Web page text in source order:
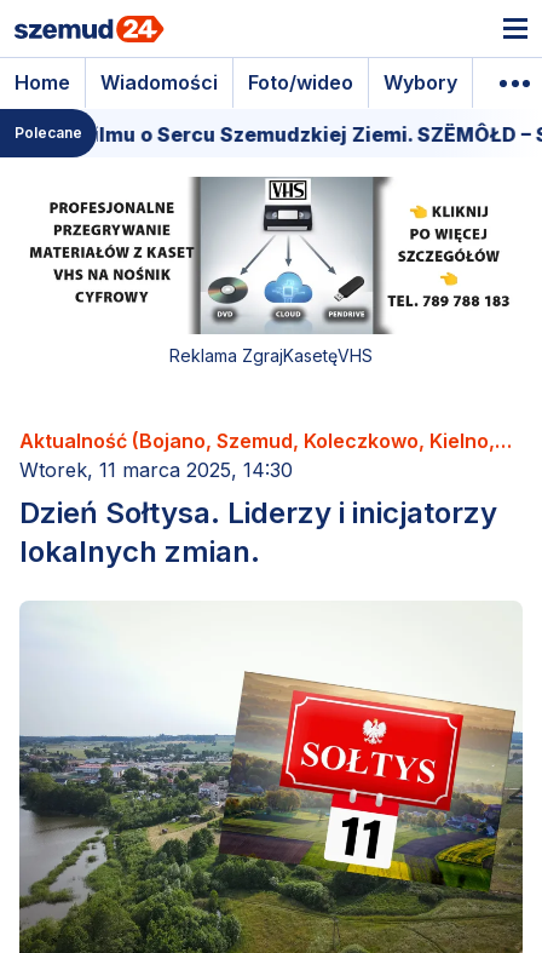
Home Wiadomości Foto/wideo Wybory
Polecane
o Sercu Szemudzkiej Ziemi. SZËMÔŁD – SERCE
Reklama ZgrajKasetęVHS
Aktualność (Bojano, Szemud, Koleczkowo, Kielno,
Łebno, Dobrzewino, Donimierz, Kamień, Będargowo,
Grabowiec, Częstkowo, Głazica, Jeleńska Huta,
Karczemki, Kieleńska Huta, Kowalewo, Leśno,
Łebieńska Huta, Przetoczyno, Rębiska, Szemudzka
Wtorek, 11 marca 2025, 14:30
Dzień Sołtysa. Liderzy i inicjatorzy
lokalnych zmian.